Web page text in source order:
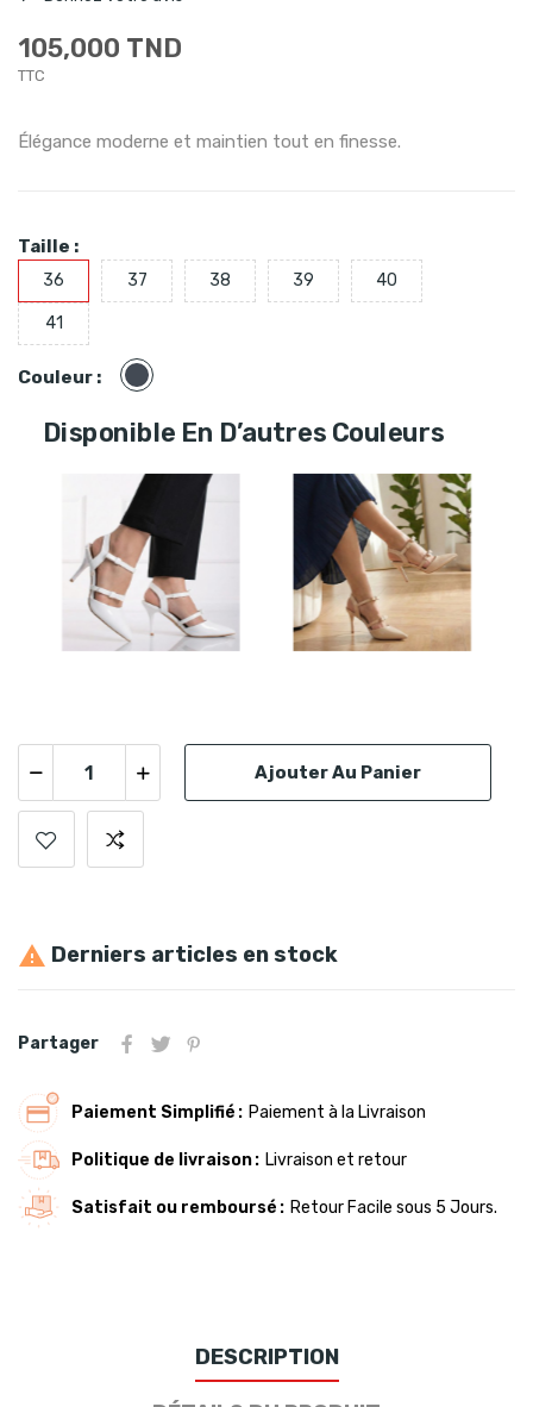
105,000 TND
TTC
Élégance moderne et maintien tout en finesse.
Taille :
36 37 38 39 40
41
Couleur : Noir
Disponible En D’autres Couleurs
Ajouter Au Panier
 Derniers articles en stock
Partager
Paiement Simplifié Paiement à la Livraison
Politique de livraison Livraison et retour
Satisfait ou remboursé Retour Facile sous 5 Jours.
DESCRIPTION